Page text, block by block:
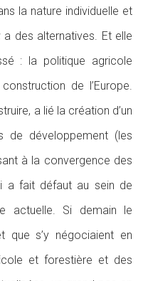
la nature individuelle et
des alternatives. Et elle
: la politique agricole
de l’Europe.
a lié la création d’un
de développement (les
à la convergence des
a fait défaut au sein de
actuelle. Si demain le
que s’y négociaient en
et forestière et des